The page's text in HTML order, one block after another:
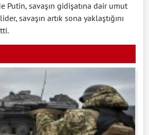
Putin, savaşın gidişatına dair umut
savaşın artık sona yaklaştığını